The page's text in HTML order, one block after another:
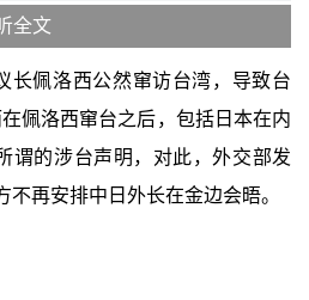
全文
长佩洛西公然窜访台湾，导致台
佩洛西窜台之后，包括日本在内
谓的涉台声明，对此，外交部发
再安排中日外长在金边会晤。